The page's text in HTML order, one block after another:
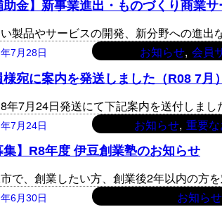
助金】新事業進出・ものづくり商業
製品やサービスの開発、新分野への進
7月28日 お知らせ, 会員
様宛に案内を発送しました（R08 7月）
年7月24日発送にて下記案内を送付しま
7月24日 お知らせ, 重要
集】R8年度 伊豆創業塾のお知らせ
で、創業したい方、創業後2年以内の方
6月30日 お知らせ